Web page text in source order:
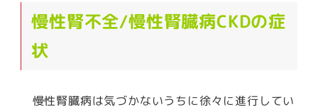
慢性腎不全/慢性腎臓病CKDの症
状
慢性腎臓病は気づかないうちに徐々に進行してい